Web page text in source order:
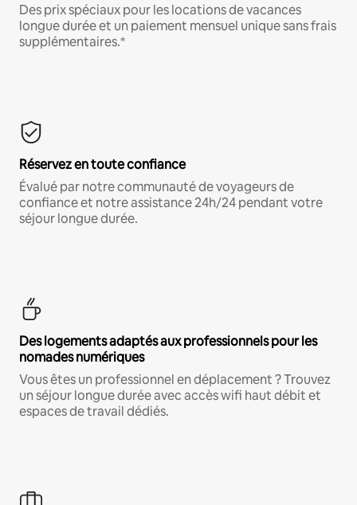
Des prix spéciaux pour les locations de vacances
longue durée et un paiement mensuel unique sans frais
supplémentaires.*
Réservez en toute confiance
Évalué par notre communauté de voyageurs de
confiance et notre assistance 24h/24 pendant votre
séjour longue durée.
Des logements adaptés aux professionnels pour les
nomades numériques
Vous êtes un professionnel en déplacement ? Trouvez
un séjour longue durée avec accès wifi haut débit et
espaces de travail dédiés.